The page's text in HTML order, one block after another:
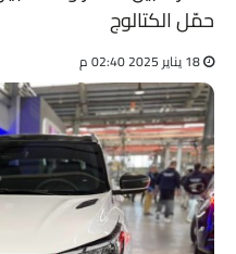
حمّل الكتالوج